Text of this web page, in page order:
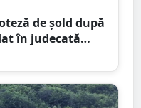
de șold după
în judecată